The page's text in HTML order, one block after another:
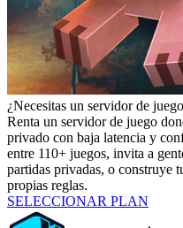
¿Necesitas un servidor de
Renta un servidor de juego
privado con baja latencia y
entre 110+ juegos, invita a
partidas privadas, o construye
propias reglas.
SELECCIONAR PLAN